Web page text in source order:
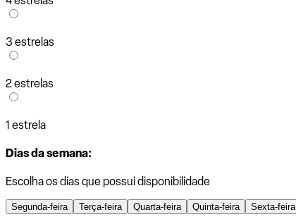
3 estrelas
2 estrelas
1 estrela
Dias da semana:
Escolha os dias que possui disponibilidade
Segunda-feira Terça-feira Quarta-feira Quinta-feira Sexta-feira